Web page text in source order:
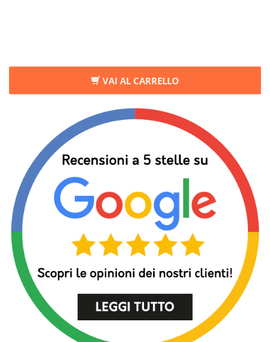
VAI AL CARRELLO